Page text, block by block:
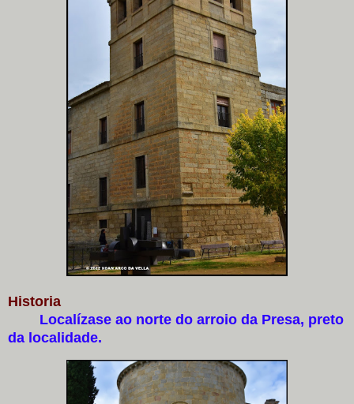
Historia
Localízase ao norte do arroio da Presa, preto
da localidade.